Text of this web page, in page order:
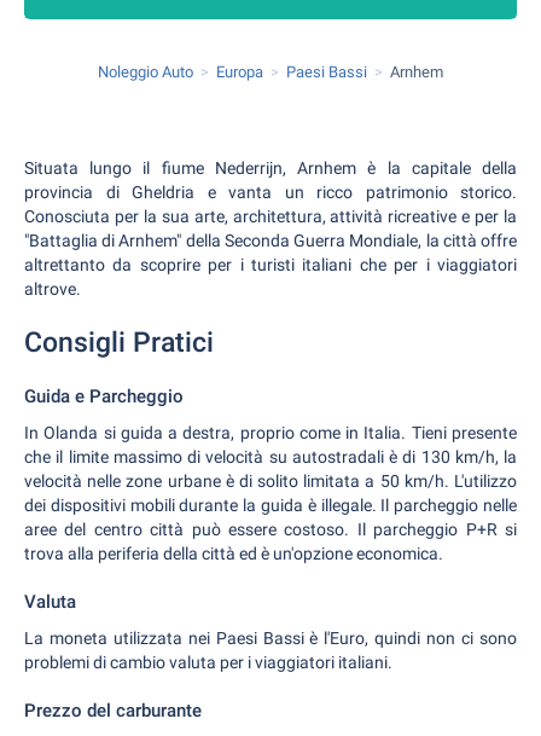
Noleggio Auto Europa Paesi Bassi Arnhem
Situata lungo il fiume Nederrijn, Arnhem è la capitale della
provincia di Gheldria e vanta un ricco patrimonio storico.
Conosciuta per la sua arte, architettura, attività ricreative e per la
"Battaglia di Arnhem" della Seconda Guerra Mondiale, la città offre
altrettanto da scoprire per i turisti italiani che per i viaggiatori
altrove.
Consigli Pratici
Guida e Parcheggio
In Olanda si guida a destra, proprio come in Italia. Tieni presente
che il limite massimo di velocità su autostradali è di 130 km/h, la
velocità nelle zone urbane è di solito limitata a 50 km/h. L'utilizzo
dei dispositivi mobili durante la guida è illegale. Il parcheggio nelle
aree del centro città può essere costoso. Il parcheggio P+R si
trova alla periferia della città ed è un'opzione economica.
Valuta
La moneta utilizzata nei Paesi Bassi è l'Euro, quindi non ci sono
problemi di cambio valuta per i viaggiatori italiani.
Prezzo del carburante